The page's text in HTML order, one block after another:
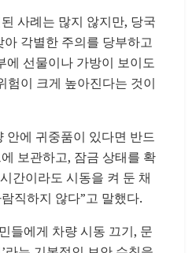
사례는 많지 않지만, 당국
각별한 주의를 당부하고
에 선물이나 가방이 보이도
험이 크게 높아진다는 것이
안에 귀중품이 있다면 반드
보관하고, 잠금 상태를 확
간이라도 시동을 켜 둔 채
직하지 않다”고 말했다.
들에게 차량 시동 끄기, 문